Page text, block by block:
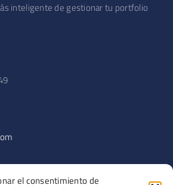
el consentimiento de
inteligente de gestionar tu portfolio